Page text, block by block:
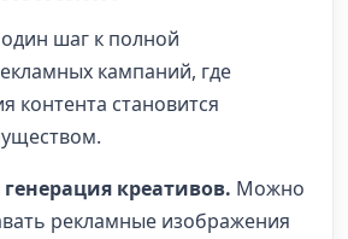
шаг к полной
кампаний, где
контента становится
креативов. Можно
рекламные изображения